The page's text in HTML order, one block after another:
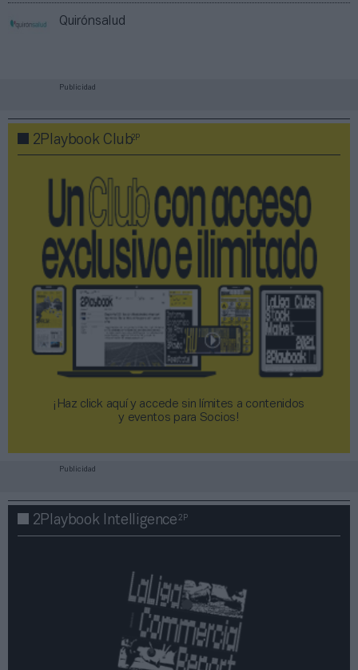
Quirónsalud
Publicidad
2Playbook Club2P
¡Haz click aquí y accede sin límites a contenidos
y eventos para Socios!​​​​​​​
Publicidad
2Playbook Intelligence2P